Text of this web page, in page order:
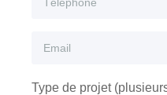
Type de projet